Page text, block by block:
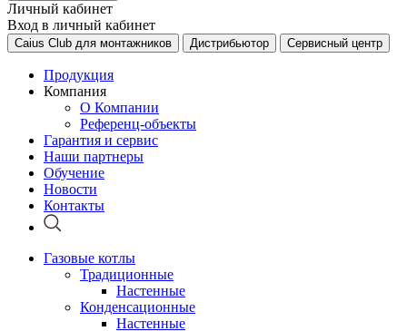
Личный кабинет
Вход в личный кабинет
Caius Club для монтажников Дистрибьютор Сервисный центр
Продукция
Компания
О Компании
Референц-объекты
Гарантия и сервис
Наши партнеры
Обучение
Новости
Контакты
Газовые котлы
Традиционные
Настенные
Конденсационные
Настенные